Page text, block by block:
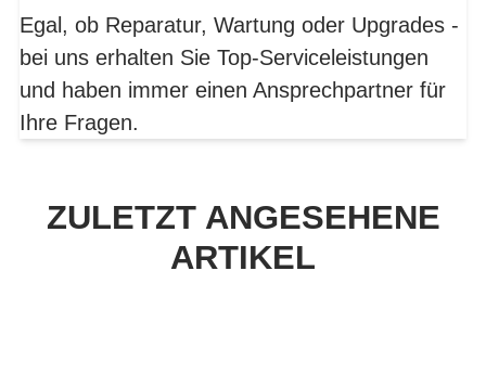
Egal, ob Reparatur, Wartung oder Upgrades -
bei uns erhalten Sie Top-Serviceleistungen
und haben immer einen Ansprechpartner für
Ihre Fragen.
ZULETZT ANGESEHENE
ARTIKEL